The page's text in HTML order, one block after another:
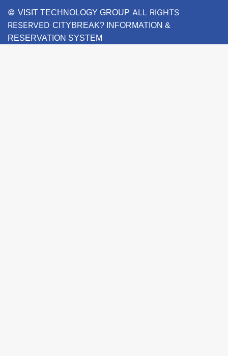
© VISIT TECHNOLOGY GROUP ALL RIGHTS
RESERVED CITYBREAK? INFORMATION &
RESERVATION SYSTEM